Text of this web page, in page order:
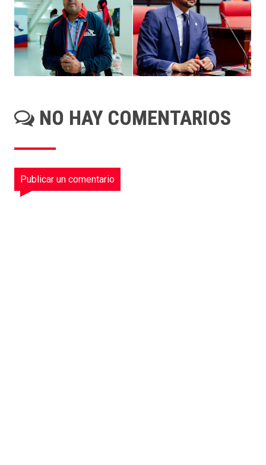
NO HAY COMENTARIOS
Publicar un comentario